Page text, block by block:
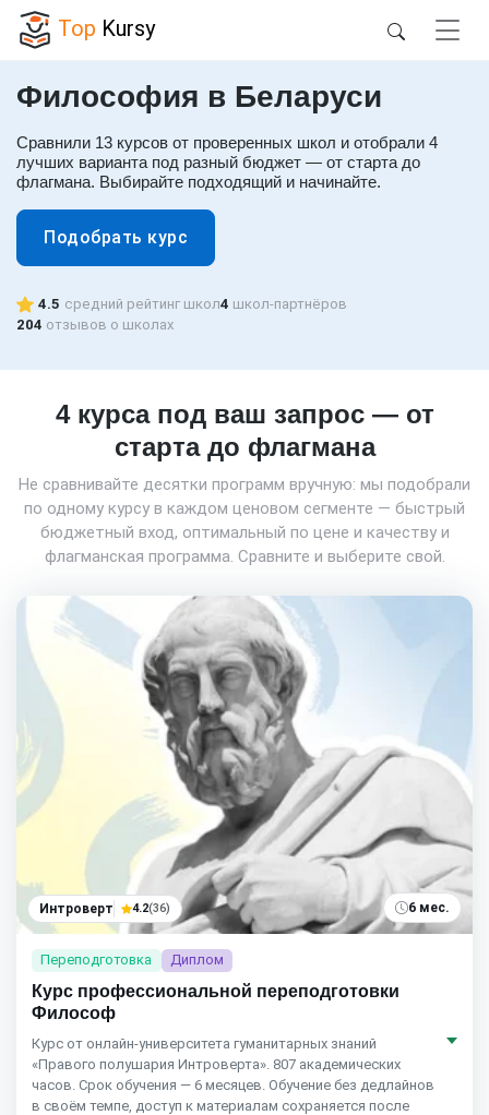
Top Kursy
Философия в Беларуси
Сравнили 13 курсов от проверенных школ и отобрали 4
лучших варианта под разный бюджет — от старта до
флагмана. Выбирайте подходящий и начинайте.
Подобрать курс
4.5 средний рейтинг школ4 школ-партнёров
204 отзывов о школах
4 курса под ваш запрос — от
старта до флагмана
Не сравнивайте десятки программ вручную: мы подобрали
по одному курсу в каждом ценовом сегменте — быстрый
бюджетный вход, оптимальный по цене и качеству и
флагманская программа. Сравните и выберите свой.
Интроверт 4.2(36) 6 мес.
Переподготовка Диплом
Курс профессиональной переподготовки
Философ
Курс от онлайн-университета гуманитарных знаний
«Правого полушария Интроверта». 807 академических
часов. Срок обучения — 6 месяцев. Обучение без дедлайнов
в своём темпе, доступ к материалам сохраняется после